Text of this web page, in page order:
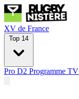
XV de France
Top 14
Pro D2 Programme TV